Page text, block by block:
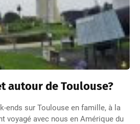
autour de Toulouse?
ends sur Toulouse en famille, à la
voyagé avec nous en Amérique du